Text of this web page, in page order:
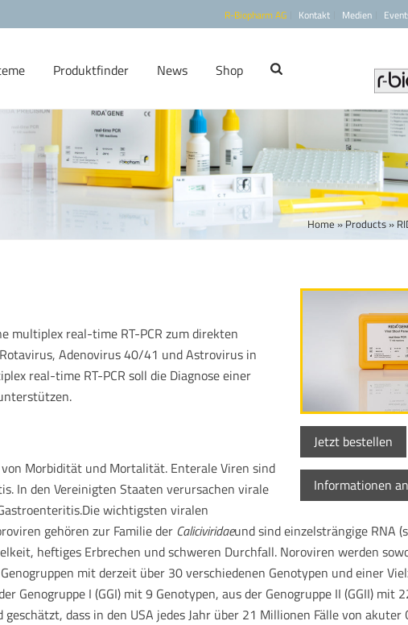
R-Biopharm AG Kontakt Medien
Produktfinder News Shop
Home »Products»
Jetzt bestellen
Informationen
multiplex real-time RT-PCR zum direkten
Adenovirus 40/41 und Astrovirus in
real-time RT-PCR soll die Diagnose einer
Morbidität und Mortalität. Enterale Viren sind
In den Vereinigten Staaten verursachen virale
wichtigsten viralen
gehören zur Familie der Caliciviridaeund sind einzelsträngige RNA
heftiges Erbrechen und schweren Durchfall. Noroviren werden
mit derzeit über 30 verschiedenen Genotypen und einer
I (GGI) mit 9 Genotypen, aus der Genogruppe II (GGII) mit
geschätzt, dass in den USA jedes Jahr über 21 Millionen Fälle von